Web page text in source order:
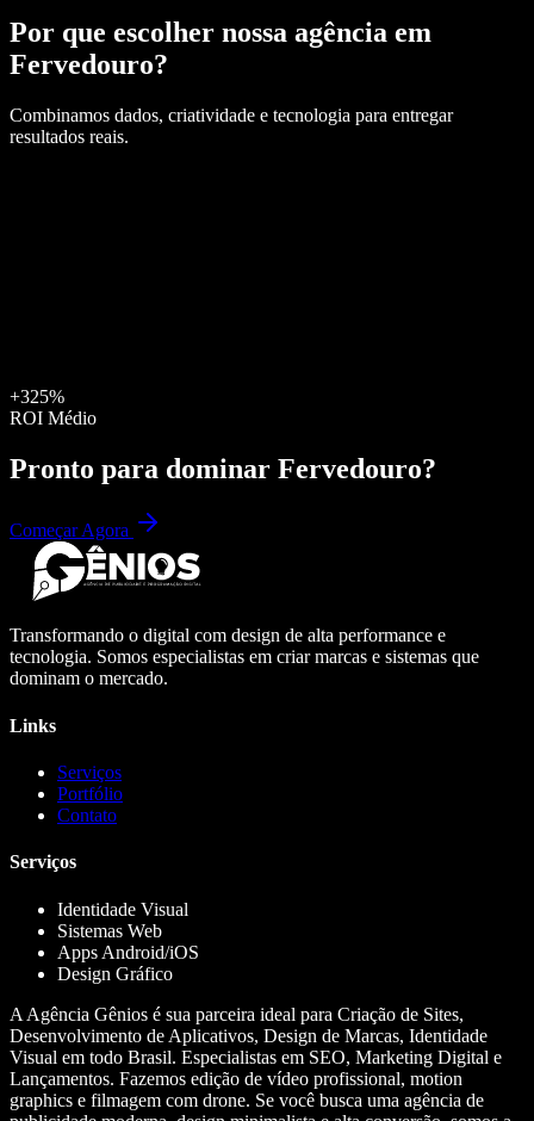
Por que escolher nossa agência em
Fervedouro?
Combinamos dados, criatividade e tecnologia para entregar
resultados reais.
+325%
ROI Médio
Pronto para dominar Fervedouro?
Começar Agora
Transformando o digital com design de alta performance e
tecnologia. Somos especialistas em criar marcas e sistemas que
dominam o mercado.
Links
Serviços
Portfólio
Contato
Serviços
Identidade Visual
Sistemas Web
Apps Android/iOS
Design Gráfico
A Agência Gênios é sua parceira ideal para Criação de Sites,
Desenvolvimento de Aplicativos, Design de Marcas, Identidade
Visual em todo Brasil. Especialistas em SEO, Marketing Digital e
Lançamentos. Fazemos edição de vídeo profissional, motion
graphics e filmagem com drone. Se você busca uma agência de